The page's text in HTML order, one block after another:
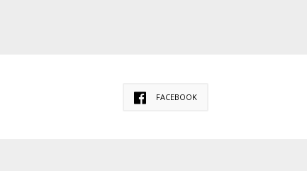
FACEBOOK